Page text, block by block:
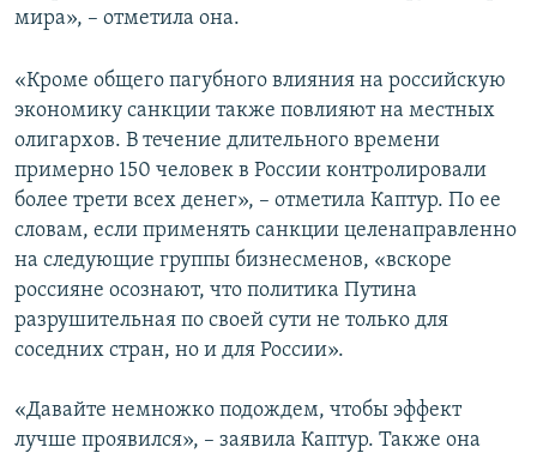
УКРАИНСКАЯ ПРОБЛЕМА КРЫМА
мира», – отметила она.
«Кроме общего пагубного влияния на российскую
экономику санкции также повлияют на местных
олигархов. В течение длительного времени
примерно 150 человек в России контролировали
более трети всех денег», – отметила Каптур. По ее
словам, если применять санкции целенаправленно
на следующие группы бизнесменов, «вскоре
россияне осознают, что политика Путина
разрушительная по своей сути не только для
соседних стран, но и для России».
«Давайте немножко подождем, чтобы эффект
лучше проявился», – заявила Каптур. Также она